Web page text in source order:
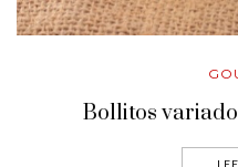
Bollitos